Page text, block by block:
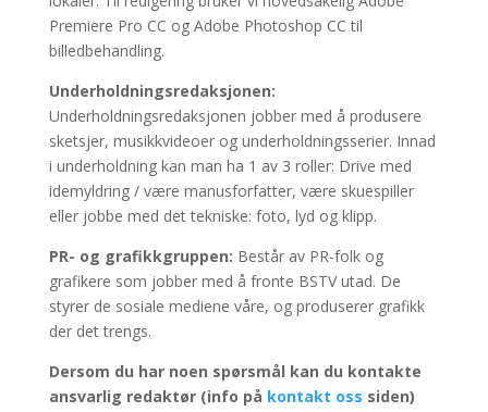
Premiere Pro CC og Adobe Photoshop CC til
billedbehandling.
Underholdningsredaksjonen:
Underholdningsredaksjonen jobber med å produsere
sketsjer, musikkvideoer og underholdningsserier. Innad
i underholdning kan man ha 1 av 3 roller: Drive med
idemyldring / være manusforfatter, være skuespiller
eller jobbe med det tekniske: foto, lyd og klipp.
PR- og grafikkgruppen: Består av PR-folk og
grafikere som jobber med å fronte BSTV utad. De
styrer de sosiale mediene våre, og produserer grafikk
der det trengs.
Dersom du har noen spørsmål kan du kontakte
ansvarlig redaktør (info på kontakt oss siden)